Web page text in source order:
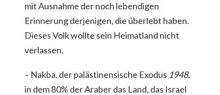
mit Ausnahme der noch lebendigen
Erinnerung derjenigen, die überlebt haben.
Dieses Volk wollte sein Heimatland nicht
verlassen.
– Nakba, der palästinensische Exodus 1948,
in dem 80% der Araber das Land, das Israel